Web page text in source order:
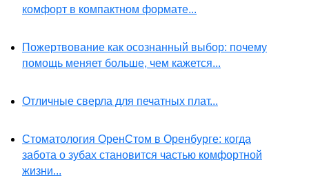
комфорт в компактном формате...
Пожертвование как осознанный выбор: почему
помощь меняет больше, чем кажется...
Отличные сверла для печатных плат...
Стоматология ОренСтом в Оренбурге: когда
забота о зубах становится частью комфортной
жизни...